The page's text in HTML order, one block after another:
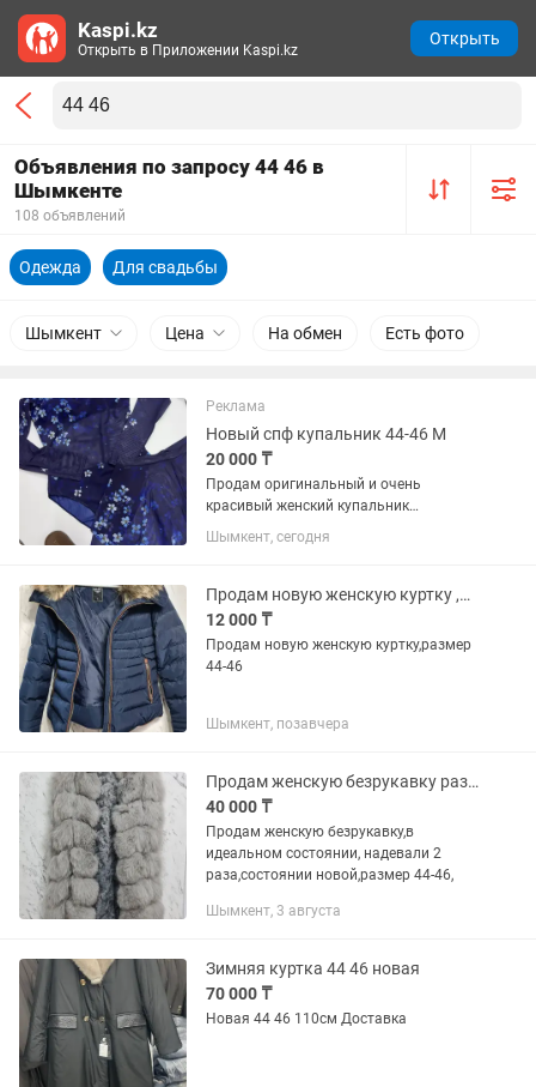
Объявления по запросу 44 46 в
Шымкенте
108 объявлений
Одежда Для свадьбы
Шымкент Цена На обмен Есть фото
Реклама
Новый спф купальник 44-46 М
20 000 ₸
Продам оригинальный и очень
красивый женский купальник
глубокого синего цвета с нежным
цветочным принтом. Модель отлично
стиль и защиту от солнца. Размер: M...
Шымкент, сегодня
Продам новую женскую куртку ,размер 44-46
12 000 ₸
Продам новую женскую куртку,размер
44-46
Шымкент, позавчера
Продам женскую безрукавку размер 44-46
40 000 ₸
Продам женскую безрукавку,в
идеальном состоянии, надевали 2
раза,состоянии новой,размер 44-46,
Шымкент, 3 августа
Зимняя куртка 44 46 новая
70 000 ₸
Новая 44 46 110см Доставка
Kaspi.kz
Открыть в Приложении Kaspi.kz
Открыть